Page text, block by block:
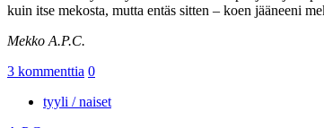
kuin itse mekosta, mutta entäs sitten – koen jääneeni
Mekko A.P.C.
3 kommenttia 0
tyyli / naiset